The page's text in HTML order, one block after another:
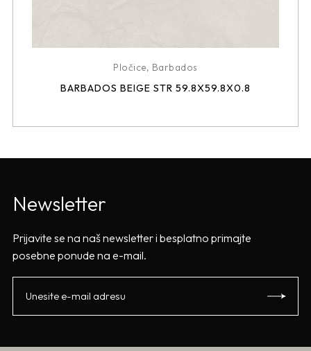
Pločice, Barbados
BARBADOS BEIGE STR 59.8X59.8X0.8
Newsletter
Prijavite se na naš newsletter i besplatno primajte
posebne ponude na e-mail.